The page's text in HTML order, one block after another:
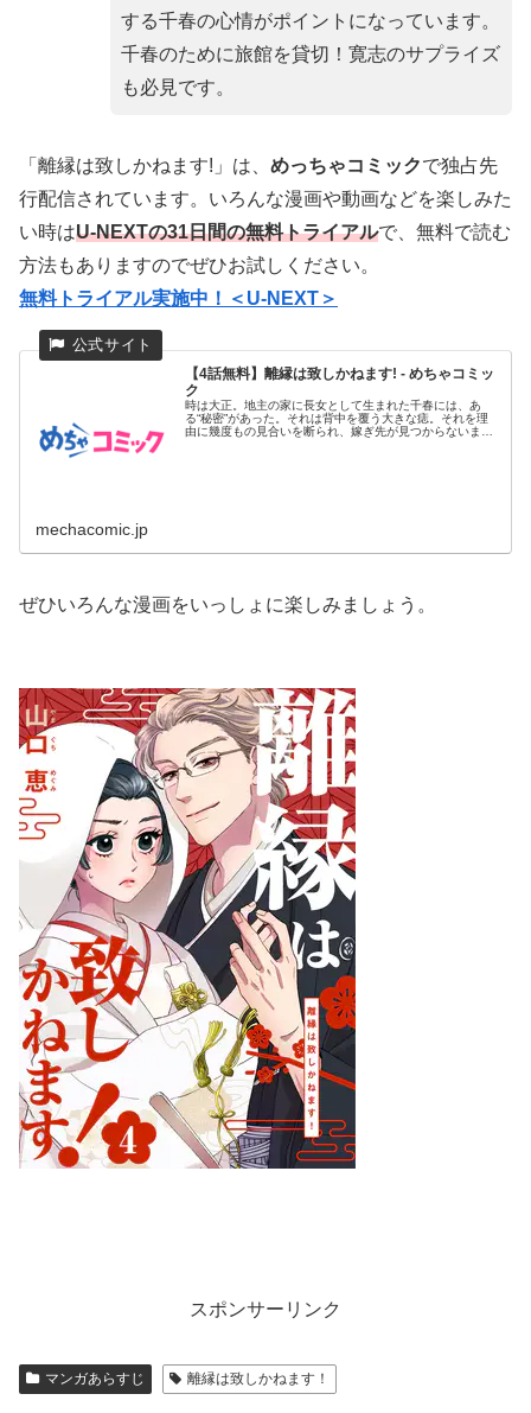
する千春の心情がポイントになっています。
千春のために旅館を貸切！寛志のサプライズ
も必見です。
「離縁は致しかねます!」は、 めっちゃコミックで独占先
行配信されています。いろんな漫画や動画などを楽しみた
い時はU-NEXTの31日間の無料トライアルで、無料で読む
方法もありますのでぜひお試しください。
無料トライアル実施中！＜U-NEXT＞
【4話無料】離縁は致しかねます! - めちゃコミッ
ク
時は大正。地主の家に長女として生まれた千春には、あ
る“秘密”があった。それは背中を覆う大きな痣。それを理
由に幾度もの見合いを断られ、嫁ぎ先が見つからないまま
mechacomic.jp
ぜひいろんな漫画をいっしょに楽しみましょう。
スポンサーリンク
マンガあらすじ 離縁は致しかねます！